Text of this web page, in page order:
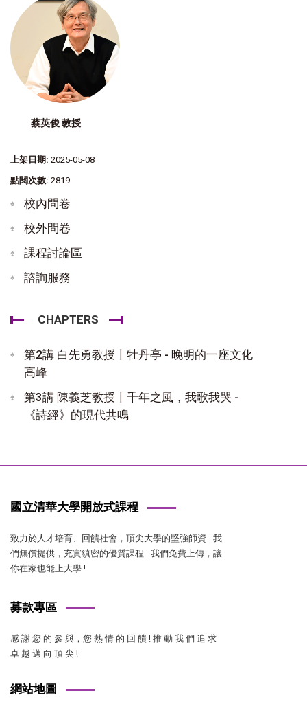
蔡英俊 教授
上架日期: 2025-05-08
點閱次數: 2819
校內問卷
校外問卷
課程討論區
諮詢服務
CHAPTERS
第2講 白先勇教授〡牡丹亭 - 晚明的一座文化
高峰
第3講 陳義芝教授〡千年之風，我歌我哭 -
《詩經》的現代共鳴
國立清華大學開放式課程
致力於人才培育、回饋社會，頂尖大學的堅強師資 - 我
們無償提供，充實縝密的優質課程 - 我們免費上傳，讓
你在家也能上大學 !
募款專區
感 謝 您 的 參 與，您 熱 情 的 回 饋 ! 推 動 我 們 追 求
卓 越 邁 向 頂 尖 !
網站地圖